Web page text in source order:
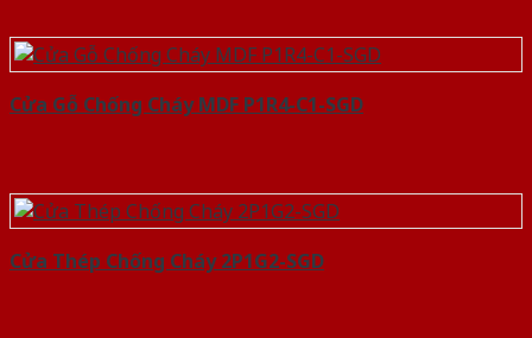
Cửa Gỗ Chống Cháy MDF P1R4-C1-SGD
Cửa Thép Chống Cháy 2P1G2-SGD